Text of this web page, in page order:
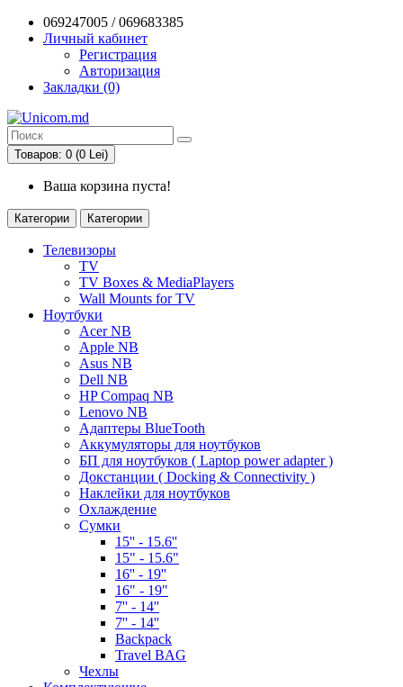
069247005 / 069683385
Личный кабинет
Регистрация
Авторизация
Закладки (0)
Товаров: 0 (0 Lei)
Ваша корзина пуста!
Категории Категории
Телевизоры
TV
TV Boxes & MediaPlayers
Wall Mounts for TV
Ноутбуки
Acer NB
Apple NB
Asus NB
Dell NB
HP Compaq NB
Lenovo NB
Адаптеры BlueTooth
Аккумуляторы для ноутбуков
БП для ноутбуков ( Laptop power adapter )
Докстанции ( Docking & Connectivity )
Наклейки для ноутбуков
Охлаждение
Сумки
15'' - 15.6''
15" - 15.6"
16'' - 19''
16" - 19"
7'' - 14''
7'' - 14''
Backpack
Travel BAG
Чехлы